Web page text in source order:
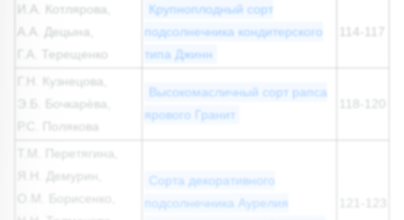
И.А. Котлярова,
А.А. Децына,
Г.А. Терещенко
Крупноплодный сорт
подсолнечника кондитерского
типа Джинн
Г.Н. Кузнецова,
Э.Б. Бочкарѐва,
Р.С. Полякова
Высокомасличный сорт рапса
ярового Гранит
Т.М. Перетягина,
Я.Н. Демурин,
О.М. Борисенко,
Сорта декоративного
подсолнечника Аурелия